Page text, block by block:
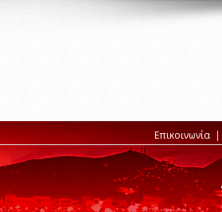
Επικοινωνία